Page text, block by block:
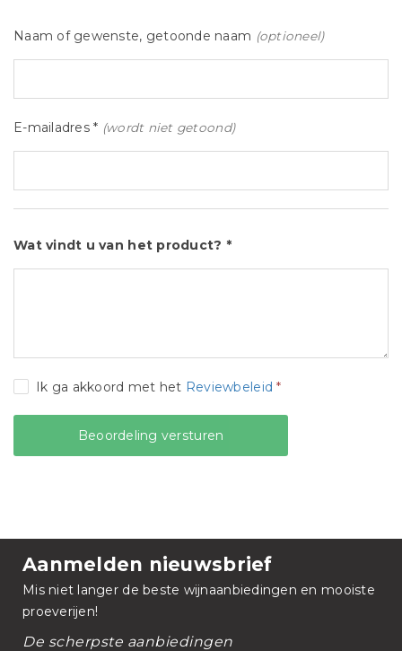
Naam of gewenste, getoonde naam (optioneel)
E-mailadres * (wordt niet getoond)
Wat vindt u van het product? *
Ik ga akkoord met het Reviewbeleid *
Aanmelden nieuwsbrief
Mis niet langer de beste wijnaanbiedingen en mooiste
proeverijen!
De scherpste aanbiedingen